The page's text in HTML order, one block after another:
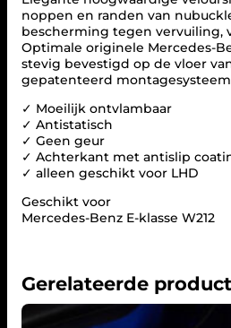
noppen en randen van
bescherming tegen vervuiling,
Optimale originele Mercedes-
stevig bevestigd op de vloer
gepatenteerd
✓ Moeilijk ontvlambaar
✓ Antistatisch
✓ Geen geur
✓ Achterkant met antislip
✓ alleen geschikt voor LHD
Geschikt voor
Mercedes-Benz E-klasse W212
Gerelateerde